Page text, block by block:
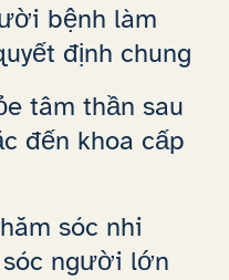
bệnh làm
định chung
tâm thần sau
đến khoa cấp
sóc nhi
sóc người lớn